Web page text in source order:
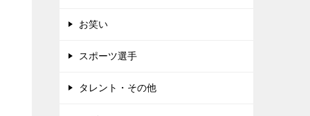
お笑い
スポーツ選手
タレント・その他